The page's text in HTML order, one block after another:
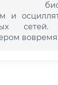
и
сетей.